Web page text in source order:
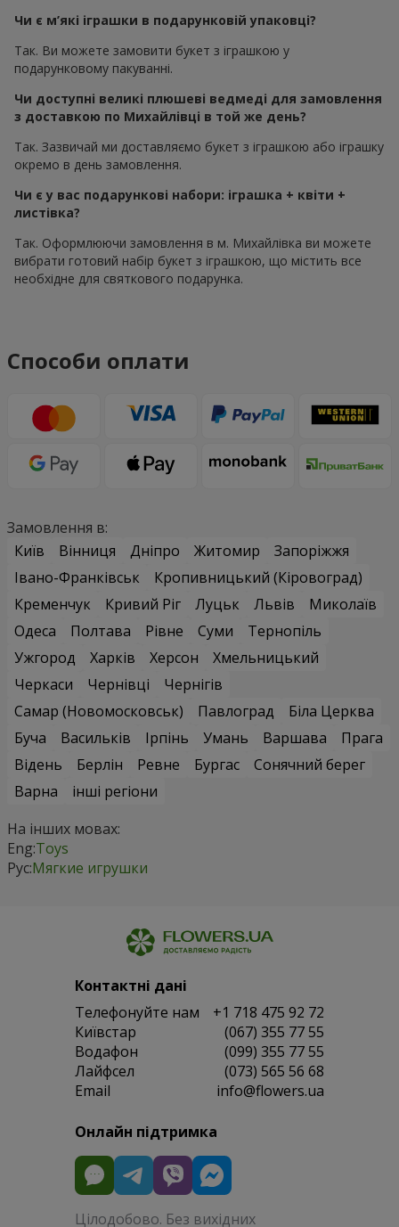
Чи є м’які іграшки в подарунковій упаковці?
Так. Ви можете замовити букет з іграшкою у
подарунковому пакуванні.
Чи доступні великі плюшеві ведмеді для замовлення
з доставкою по Михайлівці в той же день?
Так. Зазвичай ми доставляємо букет з іграшкою або іграшку
окремо в день замовлення.
Чи є у вас подарункові набори: іграшка + квіти +
листівка?
Так. Оформлюючи замовлення в м. Михайлівка ви можете
вибрати готовий набір букет з іграшкою, що містить все
необхідне для святкового подарунка.
Способи оплати
Замовлення в:
Київ
Вінниця Дніпро Житомир
Запоріжжя
Івано-Франківськ
Кропивницький (Кіровоград)
Кременчук
Кривий Ріг Луцьк Львів
Миколаїв
Одеса
Полтава Рівне Суми
Тернопіль
Ужгород
Харків Херсон
Хмельницький
Черкаси
Чернівці
Чернігів
Самар (Новомосковськ)
Павлоград
Біла Церква
Буча
Васильків Ірпінь Умань Варшава
Прага
Відень
Берлін Ревне Бургас
Сонячний берег
Варна
інші регіони
На інших мовах:
Eng:Toys
Рус:Мягкие игрушки
Контактні дані
Телефонуйте нам
+1 718 475 92 72
Київстар
(067) 355 77 55
Водафон
(099) 355 77 55
Лайфсел
(073) 565 56 68
Email
info@flowers.ua
Онлайн підтримка
Цілодобово. Без вихідних